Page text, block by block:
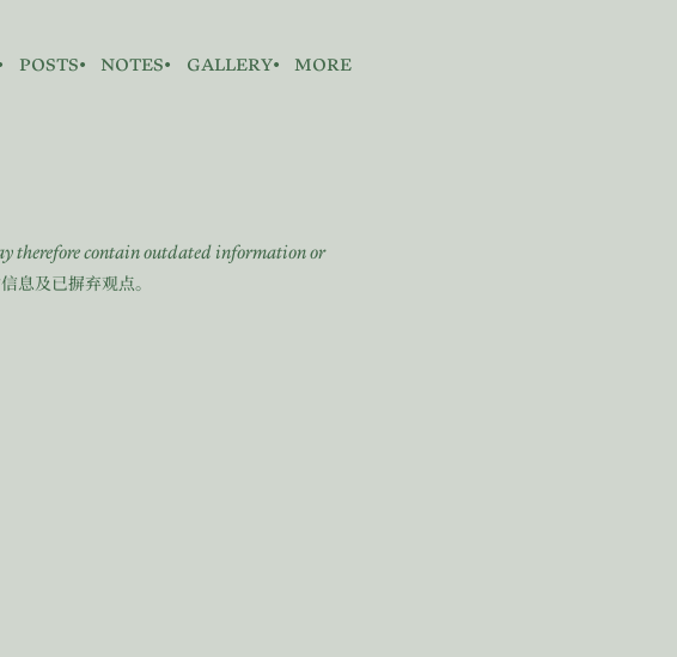
posts notes gallery more
therefore contain outdated information or
息及已摒弃观点。